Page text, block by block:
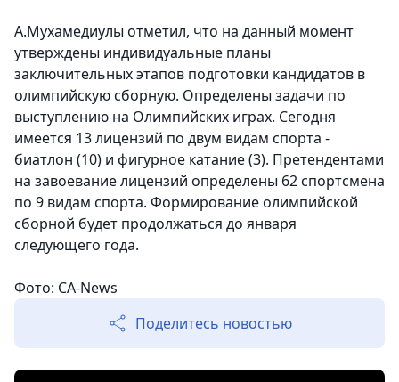
А.Мухамедиулы отметил, что на данный момент
утверждены индивидуальные планы
заключительных этапов подготовки кандидатов в
олимпийскую сборную. Определены задачи по
выступлению на Олимпийских играх. Сегодня
имеется 13 лицензий по двум видам спорта -
биатлон (10) и фигурное катание (3). Претендентами
на завоевание лицензий определены 62 спортсмена
по 9 видам спорта. Формирование олимпийской
сборной будет продолжаться до января
следующего года.
Фото: CA-News
Поделитесь новостью